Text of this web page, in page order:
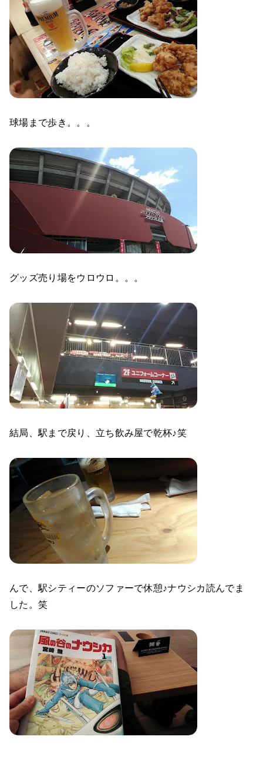
球場まで歩き。。。
グッズ売り場をウロウロ。。。
結局、駅まで戻り、立ち飲み屋で乾杯♪笑
んで、駅シティーのソファーで休憩♪ナウシカ読んでま
した。笑